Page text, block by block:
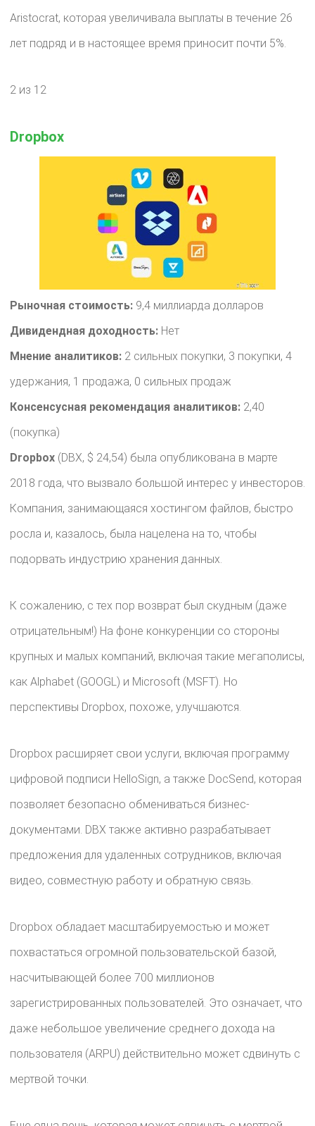
Aristocrat, которая увеличивала выплаты в течение 26
лет подряд и в настоящее время приносит почти 5%.
2 из 12
Dropbox
Рыночная стоимость: 9,4 миллиарда долларов
Дивидендная доходность: Нет
Мнение аналитиков: 2 сильных покупки, 3 покупки, 4
удержания, 1 продажа, 0 сильных продаж
Консенсусная рекомендация аналитиков: 2,40
(покупка)
Dropbox (DBX, $ 24,54) была опубликована в марте
2018 года, что вызвало большой интерес у инвесторов.
Компания, занимающаяся хостингом файлов, быстро
росла и, казалось, была нацелена на то, чтобы
подорвать индустрию хранения данных.
К сожалению, с тех пор возврат был скудным (даже
отрицательным!) На фоне конкуренции со стороны
крупных и малых компаний, включая такие мегаполисы,
как Alphabet (GOOGL) и Microsoft (MSFT). Но
перспективы Dropbox, похоже, улучшаются.
Dropbox расширяет свои услуги, включая программу
цифровой подписи HelloSign, а также DocSend, которая
позволяет безопасно обмениваться бизнес-
документами. DBX также активно разрабатывает
предложения для удаленных сотрудников, включая
видео, совместную работу и обратную связь.
Dropbox обладает масштабируемостью и может
похвастаться огромной пользовательской базой,
насчитывающей более 700 миллионов
зарегистрированных пользователей. Это означает, что
даже небольшое увеличение среднего дохода на
пользователя (ARPU) действительно может сдвинуть с
мертвой точки.